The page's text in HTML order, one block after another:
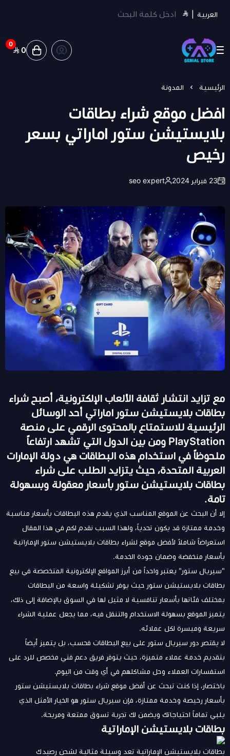
العربية
سيريل ستور | Serial Store
0
0
الرئيسية المدونة
افضل موقع شراء بطاقات
بلايستيشن ستور اماراتي بسعر
رخيص
23 فبراير 2024 seo expert
مع تزايد انتشار ثقافة الألعاب الإلكترونية، أصبح شراء
بطاقات بلايستيشن ستور اماراتي أحد الوسائل
الرئيسية للاستمتاع بالمحتوى الرقمي على منصة
PlayStation ومن بين الدول التي تشهد ارتفاعاً
ملحوظاً في استخدام هذه البطاقات هي دولة الإمارات
العربية المتحدة، حيث يتزايد الطلب على شراء
بطاقات بلايستيشن ستور بأسعار معقولة وبسهولة
تامة.
إلا أن البحث عن الموقع المناسب الذي يقدم هذه البطاقات بأسعار مناسبة
وخدمة ممتازة قد يكون تحدياً، ولهذا السبب نقدم لكم في هذا المقال
استعراضاً شاملاً لأفضل موقع لشراء بطاقات بلايستيشن ستور الإماراتية
بأسعار منخفضة وضمان جودة الخدمة.
"سيريال ستور" يعتبر واحداً من أبرز المواقع الإلكترونية المتخصصة في بيع
بطاقات بلايستيشن ستور حيث يوفر تشكيلة واسعة من البطاقات
بمختلف فئاتها بأسعار تنافسية لا مثيل لها في السوق بالإضافة إلى ذلك،
يتميز الموقع بسهولة الاستخدام والتنقل فيه، مما يجعل عملية الشراء
سريعة وميسرة لكل عملائه.
لا يقتصر دور سيريال ستور على بيع البطاقات فحسب، بل يتميز أيضاً
بتقديم خدمة عملاء متميزة، حيث يتوفر فريق دعم فني مخصص للرد على
استفسارات العملاء وحل مشاكلهم في أي وقت من اليوم.
باختصار، إذا كنت تبحث عن أفضل موقع شراء بطاقات بلايستيشن ستور
بأسعار رخيصة وخدمة ممتازة، فإن سيريال ستور هو الخيار الأمثل الذي
يلبي تماماً احتياجاتك ويضمن لك تجربة تسوق ممتعة ومريحة.
بطاقات بلايستيشن الإماراتية
بطاقات بلايستيشن الإماراتية تعد وسيلة مثالية لشحن رصيدك